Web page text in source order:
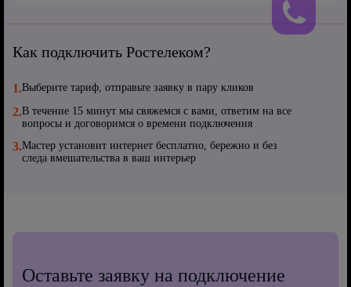
Как подключить Ростелеком?
1.Выберите тариф, отправьте заявку в пару кликов
2.В течение 15 минут мы свяжемся с вами, ответим на все
вопросы и договоримся о времени подключения
3.Мастер установит интернет бесплатно, бережно и без
следа вмешательства в ваш интерьер
Оставьте заявку на подключение